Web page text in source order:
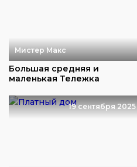
Мистер Макс
Большая средняя и
маленькая Тележка
19 сентября 2025